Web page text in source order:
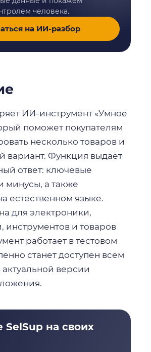
человека.
на ИИ-разбор
ИИ-инструмент «Умное
поможет покупателям
несколько товаров и
вариант. Функция выдаёт
ответ: ключевые
минусы, а также
естественном языке.
для электроники,
инструментов и товаров
работает в тестовом
станет доступен всем
версии